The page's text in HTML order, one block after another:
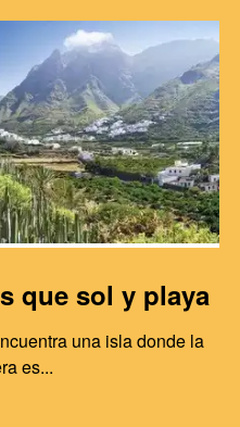
que sol y playa
una isla donde la
es...